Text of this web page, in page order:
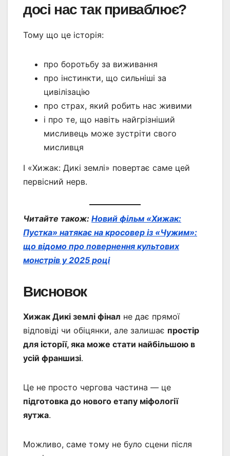
досі нас так приваблює?
Тому що це історія:
про боротьбу за виживання
про інстинкти, що сильніші за
цивілізацію
про страх, який робить нас живими
і про те, що навіть найгрізніший
мисливець може зустріти свого
мисливця
І «Хижак: Дикі землі» повертає саме цей
первісний нерв.
Читайте також: Новий фільм «Хижак:
Пустка» натякає на кросовер із «Чужим»:
що відомо про повернення культових
монстрів у 2025 році
Висновок
Хижак Дикі землі фінал не дає прямої
відповіді чи обіцянки, але залишає простір
для історії, яка може стати найбільшою в
усій франшизі.
Це не просто чергова частина — це
підготовка до нового етапу міфології
яутжа.
Можливо, саме тому не було сцени після